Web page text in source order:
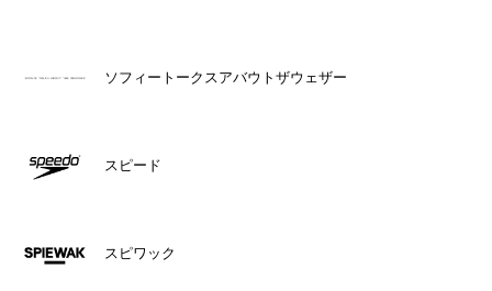
ソフィートークスアバウトザウェザー
スピード
スピワック